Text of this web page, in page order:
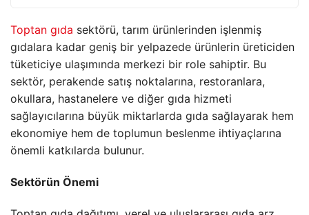
Toptan gıda sektörü, tarım ürünlerinden işlenmiş
gıdalara kadar geniş bir yelpazede ürünlerin üreticiden
tüketiciye ulaşımında merkezi bir role sahiptir. Bu
sektör, perakende satış noktalarına, restoranlara,
okullara, hastanelere ve diğer gıda hizmeti
sağlayıcılarına büyük miktarlarda gıda sağlayarak hem
ekonomiye hem de toplumun beslenme ihtiyaçlarına
önemli katkılarda bulunur.
Sektörün Önemi